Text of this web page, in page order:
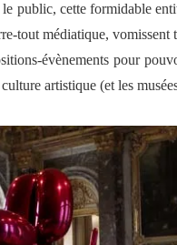
public, cette formidable
tout médiatique, vomissent
évènements pour
artistique (et les